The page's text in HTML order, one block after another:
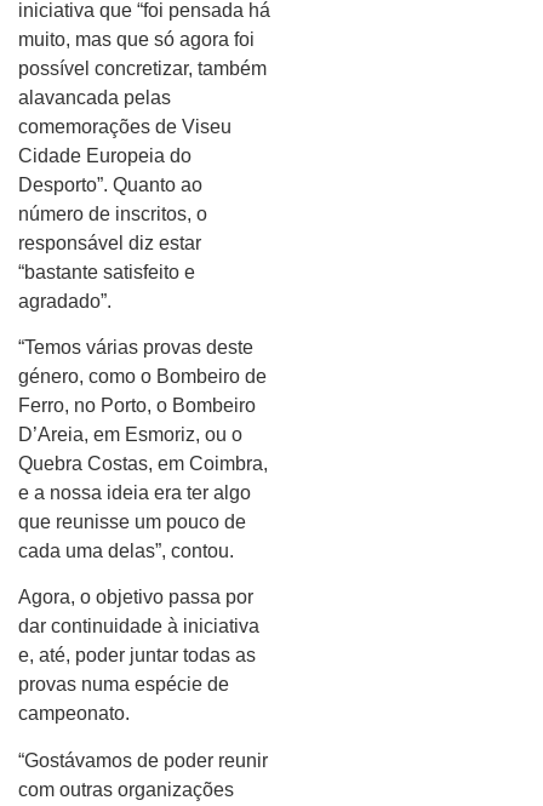
iniciativa que “foi pensada há
muito, mas que só agora foi
possível concretizar, também
alavancada pelas
comemorações de Viseu
Cidade Europeia do
Desporto”. Quanto ao
número de inscritos, o
responsável diz estar
“bastante satisfeito e
agradado”.
“Temos várias provas deste
género, como o Bombeiro de
Ferro, no Porto, o Bombeiro
D’Areia, em Esmoriz, ou o
Quebra Costas, em Coimbra,
e a nossa ideia era ter algo
que reunisse um pouco de
cada uma delas”, contou.
Agora, o objetivo passa por
dar continuidade à iniciativa
e, até, poder juntar todas as
provas numa espécie de
campeonato.
“Gostávamos de poder reunir
com outras organizações